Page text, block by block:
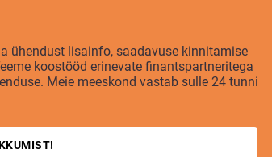
ühendust lisainfo, saadavuse kinnitamise
koostööd erinevate finantspartneritega
Meie meeskond vastab sulle 24 tunni